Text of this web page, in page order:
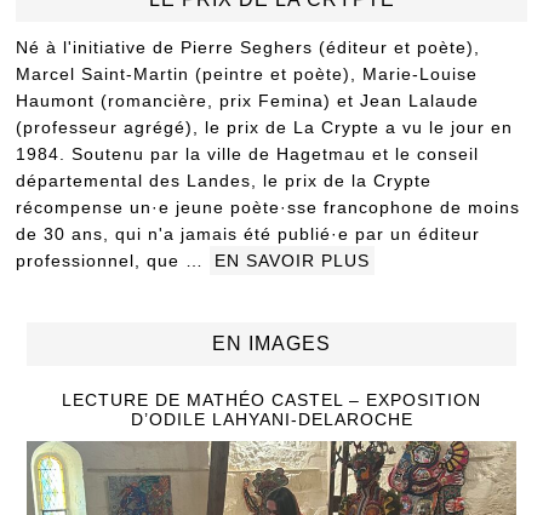
Né à l'initiative de Pierre Seghers (éditeur et poète),
Marcel Saint-Martin (peintre et poète), Marie-Louise
Haumont (romancière, prix Femina) et Jean Lalaude
(professeur agrégé), le prix de La Crypte a vu le jour en
1984. Soutenu par la ville de Hagetmau et le conseil
départemental des Landes, le prix de la Crypte
récompense un·e jeune poète·sse francophone de moins
de 30 ans, qui n'a jamais été publié·e par un éditeur
professionnel, que …
EN SAVOIR PLUS
EN IMAGES
LECTURE DE MATHÉO CASTEL – EXPOSITION
D’ODILE LAHYANI-DELAROCHE